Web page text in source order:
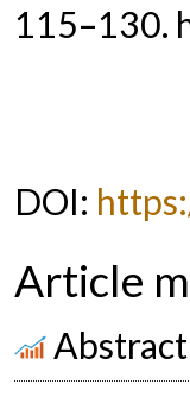
115–130.
DOI:
Article
Abstract